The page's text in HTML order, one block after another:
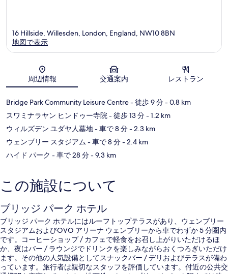
地図
16 Hillside, Willesden, London, England, NW10 8BN
地図で表示
周辺情報 交通案内 レストラン
Bridge Park Community Leisure Centre- 徒歩 9 分- 0.8 km
スワミナラヤン ヒンドゥー寺院- 徒歩 13 分- 1.2 km
ウィルズデン ユダヤ人墓地- 車で 8 分- 2.3 km
ウェンブリー スタジアム - 車で 8 分- 2.4 km
ハイド パーク - 車で 28 分- 9.3 km
この施設について
ブリッジ パーク ホテル
ブリッジ パーク ホテルにはルーフトップテラスがあり、ウェンブリー
スタジアムおよびOVO アリーナ ウェンブリーから車でわずか 5 分圏内
です。コーヒーショップ / カフェで軽食をお召し上がりいただけるほ
か、夜はバー / ラウンジでドリンクを楽しみながらおくつろぎいただけ
ます。その他の人気設備としてスナックバー / デリおよびテラスが備わ
っています。旅行者は親切なスタッフを評価しています。付近の公共交